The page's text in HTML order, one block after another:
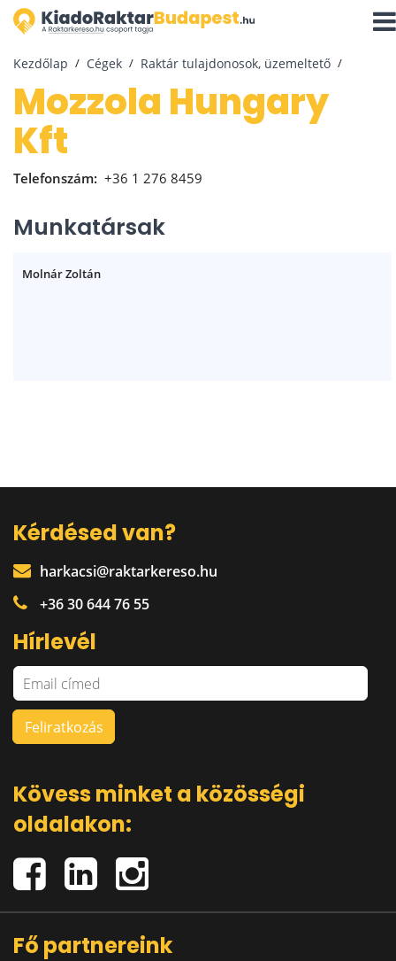
Kezdőlap Cégek Raktár tulajdonosok, üzemeltető
Mozzola Hungary
Kft
Telefonszám: +36 1 276 8459
Munkatársak
Molnár Zoltán
Kérdésed van?
harkacsi@raktarkereso.hu
+36 30 644 76 55
Hírlevél
Kövess minket a közösségi
oldalakon:
Fő partnereink